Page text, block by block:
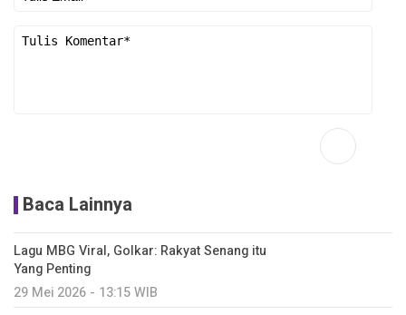
Baca Lainnya
Lagu MBG Viral, Golkar: Rakyat Senang itu
Yang Penting
29 Mei 2026 - 13:15 WIB